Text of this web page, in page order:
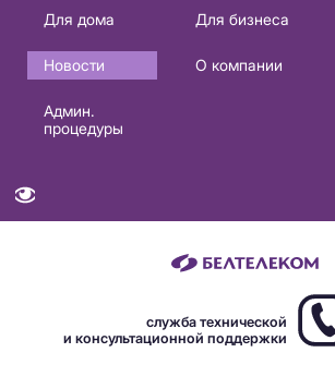
Основная
навигация
RU
Для дома Для бизнеса
Новости
О компании
Админ.
процедуры
служба технической
и консультационной поддержки